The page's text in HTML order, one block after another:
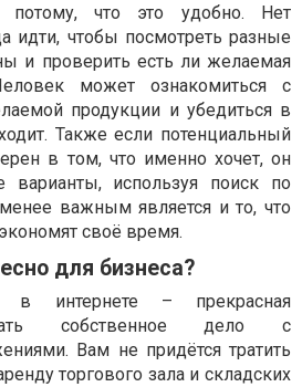
что это удобно. Нет
идти, чтобы посмотреть разные
и проверить есть ли желаемая
может ознакомиться с
продукции и убедиться в
Также если потенциальный
в том, что именно хочет, он
варианты, используя поиск по
важным является и то, что
своё время.
для бизнеса?
в интернете – прекрасная
собственное дело с
Вам не придётся тратить
торгового зала и складских